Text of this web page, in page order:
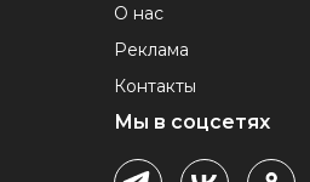
О нас
Реклама
Контакты
Мы в соцсетях